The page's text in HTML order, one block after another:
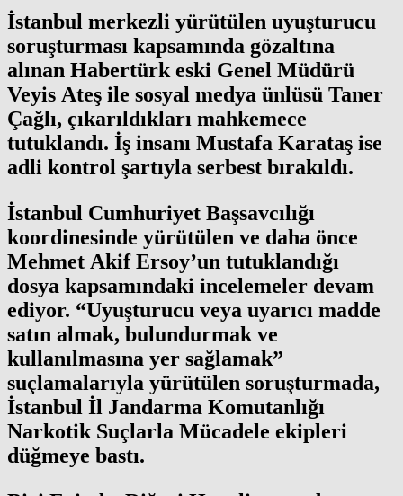
İstanbul merkezli yürütülen uyuşturucu
soruşturması kapsamında gözaltına
alınan Habertürk eski Genel Müdürü
Veyis Ateş ile sosyal medya ünlüsü Taner
Çağlı, çıkarıldıkları mahkemece
tutuklandı. İş insanı Mustafa Karataş ise
adli kontrol şartıyla serbest bırakıldı.
İstanbul Cumhuriyet Başsavcılığı
koordinesinde yürütülen ve daha önce
Mehmet Akif Ersoy’un tutuklandığı
dosya kapsamındaki incelemeler devam
ediyor. “Uyuşturucu veya uyarıcı madde
satın almak, bulundurmak ve
kullanılmasına yer sağlamak”
suçlamalarıyla yürütülen soruşturmada,
İstanbul İl Jandarma Komutanlığı
Narkotik Suçlarla Mücadele ekipleri
düğmeye bastı.